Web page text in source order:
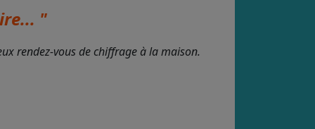
"
rendez-vous de chiffrage à la maison.